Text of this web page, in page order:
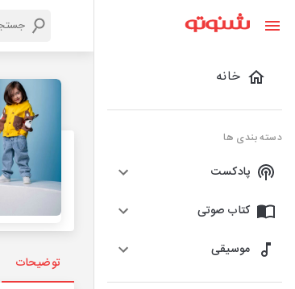
خانه
دسته بندی ها
پادکست
کتاب صوتی
موسیقی
توضیحات